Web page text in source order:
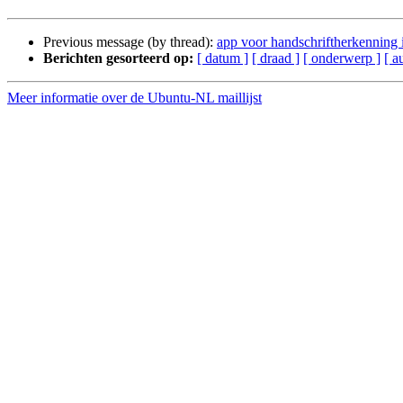
Previous message (by thread): app voor handschriftherkenning
Berichten gesorteerd op: [ datum ] [ draad ] [ onderwerp ] [
Meer informatie over de Ubuntu-NL maillijst